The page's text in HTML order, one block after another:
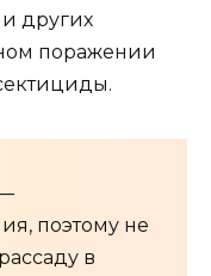
других
поражении
поэтому не
в